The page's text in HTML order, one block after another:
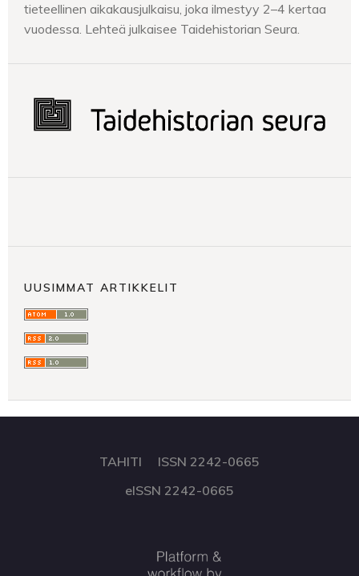
tieteellinen aikakausjulkaisu, joka ilmestyy 2–4 kertaa
vuodessa. Lehteä julkaisee Taidehistorian Seura.
UUSIMMAT ARTIKKELIT
TAHITI ISSN 2242-0665
eISSN 2242-0665